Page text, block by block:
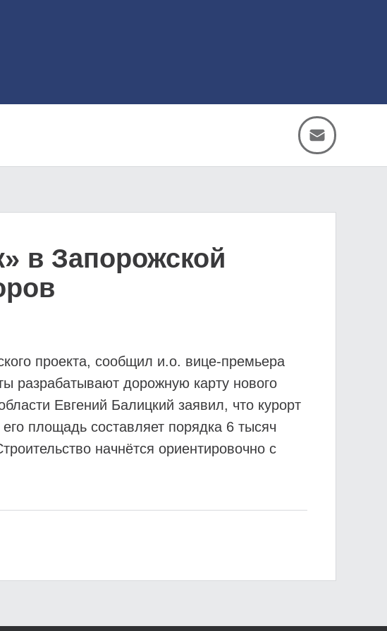
в Запорожской
проекта, сообщил и.о. вице-премьера
разрабатывают дорожную карту нового
Евгений Балицкий заявил, что курорт
площадь составляет порядка 6 тысяч
начнётся ориентировочно с